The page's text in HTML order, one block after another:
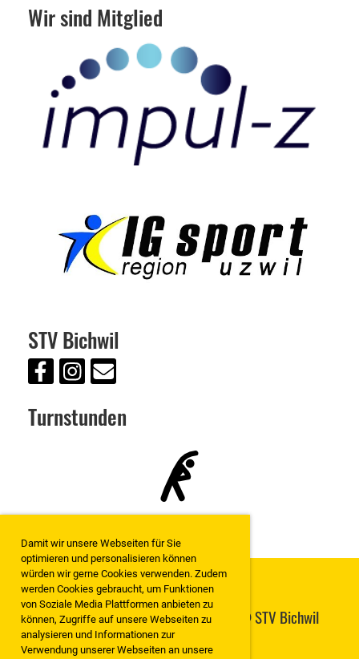
Damit wir unsere Webseiten für Sie
optimieren und personalisieren können
würden wir gerne Cookies verwenden. Zudem
werden Cookies gebraucht, um Funktionen
von Soziale Media Plattformen anbieten zu
können, Zugriffe auf unsere Webseiten zu
analysieren und Informationen zur
Verwendung unserer Webseiten an unsere
Wir sind Mitglied
STV Bichwil
Turnstunden
STV Bichwil | Copyright 2019-2026 @ STV Bichwil
CH-9248 Bichwil